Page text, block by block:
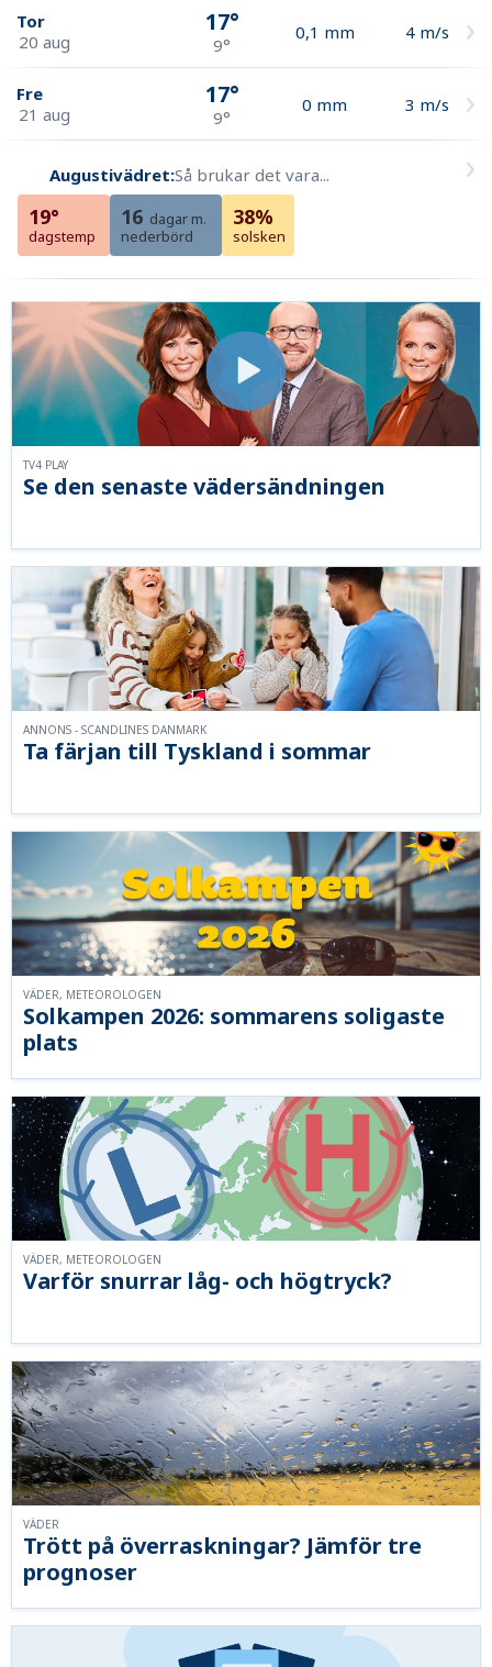
Tor
20 aug
17°
9°
0,1 mm 4 m/s
Fre
21 aug
17°
9°
0 mm 3 m/s
Augustivädret:Så brukar det vara...
19°
dagstemp
16 dagar m.
nederbörd
38%
solsken
Se den senaste vädersändningen
TV4 PLAY
Ta färjan till Tyskland i sommar
ANNONS - SCANDLINES DANMARK
Solkampen 2026: sommarens soligaste
plats
VÄDER, METEOROLOGEN
Varför snurrar låg- och högtryck?
VÄDER, METEOROLOGEN
Trött på överraskningar? Jämför tre
prognoser
VÄDER